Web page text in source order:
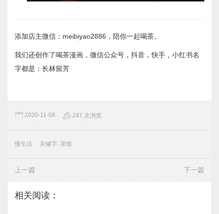
添加店主微信：meibiyao2886，陪你一起喝茶。
我们还创作了喝茶漫画，微信公众号，抖音，快手，小红书名
字都是：长林留芳
2020-11-08 247 次浏览
慢生活 关键字: 茶馆
上一篇 下一篇
相关阅读：